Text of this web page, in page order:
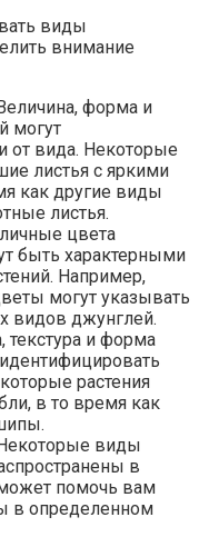
виды
внимание
Величина, форма и
могут
от вида. Некоторые
листья с яркими
как другие виды
листья.
цвета
быть характерными
Например,
могут указывать
видов джунглей.
текстура и форма
растения
в то время как
Некоторые виды
в
помочь вам
в определенном